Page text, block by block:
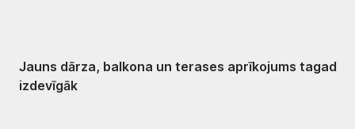
Jauns dārza, balkona un terases aprīkojums tagad
izdevīgāk